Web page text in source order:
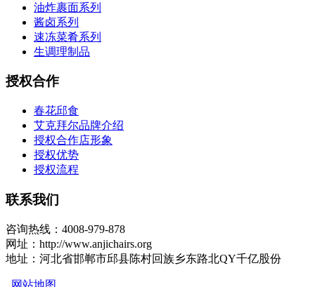
油炸裹面系列
酱卤系列
速冻菜肴系列
生调理制品
授权合作
春花邱食
艾克拜尔品牌介绍
授权合作店形象
授权优势
授权流程
联系我们
咨询热线：4008-979-878
网址：http://www.anjichairs.org
地址：河北省邯郸市邱县陈村回族乡东路北QY千亿股份
网站地图